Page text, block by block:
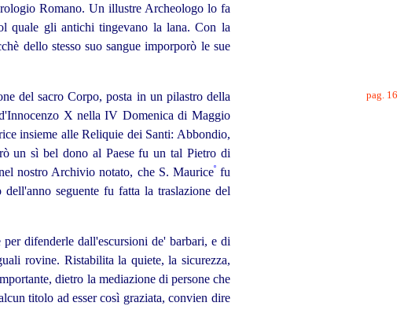
Romano. Un illustre Archeologo lo fa
quale gli antichi tingevano la lana. Con la
dello stesso suo sangue imporporò le sue
pag. 16
del sacro Corpo, posta in un pilastro della
X nella IV Domenica di Maggio
insieme alle Reliquie dei Santi: Abbondio,
un sì bel dono al Paese fu un tal Pietro di
nostro Archivio notato, che S. Mauriceºfu
seguente fu fatta la traslazione del
difenderle dall'escursioni de' barbari, e di
rovine. Ristabilita la quiete, la sicurezza,
dietro la mediazione di persone che
titolo ad esser così graziata, convien dire